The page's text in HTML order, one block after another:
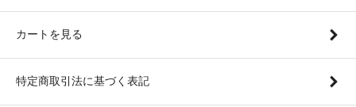
カートを見る
特定商取引法に基づく表記